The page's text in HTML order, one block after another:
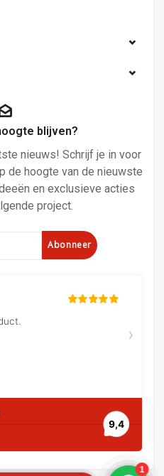
blijven?
nieuws! Schrijf je in voor
de hoogte van de nieuwste
en exclusieve acties
project.
Abonneer